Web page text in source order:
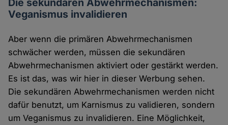
Die sekundären Abwehrmechanismen:
Veganismus invalidieren
Aber wenn die primären Abwehrmechanismen
schwächer werden, müssen die sekundären
Abwehrmechanismen aktiviert oder gestärkt werden.
Es ist das, was wir hier in dieser Werbung sehen.
Die sekundären Abwehrmechanismen werden nicht
dafür benutzt, um Karnismus zu validieren, sondern
um Veganismus zu invalidieren. Eine Möglichkeit,